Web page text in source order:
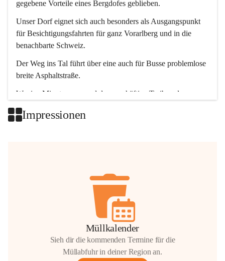
gegebene Vorteile eines Bergdofes geblieben.
Unser Dorf eignet sich auch besonders als Ausgangspunkt
für Besichtigungsfahrten für ganz Vorarlberg und in die
benachbarte Schweiz.
Der Weg ins Tal führt über eine auch für Busse problemlose
breite Asphaltstraße.
Wenige Minuten nur, und das geschäftige Treiben der
Impressionen
Müllkalender
Sieh dir die kommenden Termine für die
Müllabfuhr in deiner Region an.